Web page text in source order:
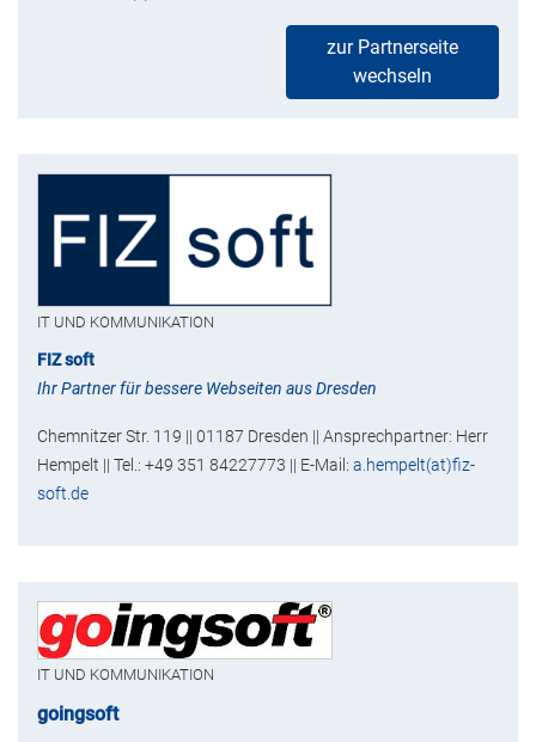
zur Partnerseite
wechseln
IT UND KOMMUNIKATION
FIZ soft
Ihr Partner für bessere Webseiten aus Dresden
Chemnitzer Str. 119 || 01187 Dresden || Ansprechpartner: Herr
Hempelt || Tel.: +49 351 84227773 || E-Mail: a.hempelt(at)fiz-
soft.de
IT UND KOMMUNIKATION
goingsoft